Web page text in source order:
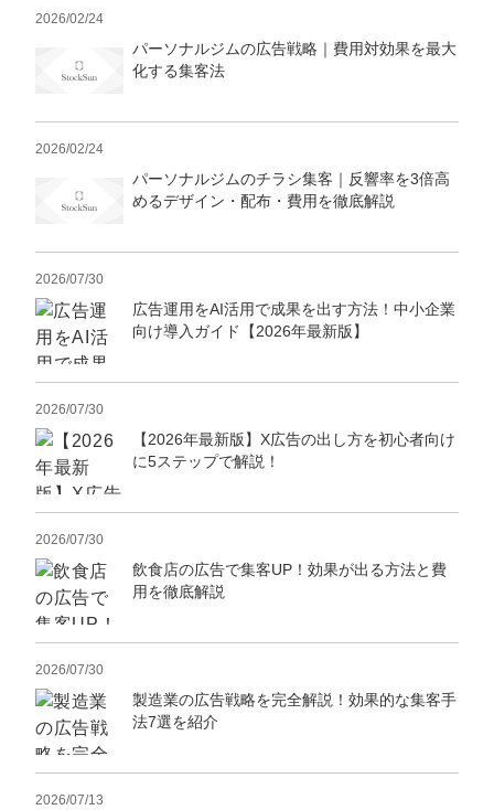
2026/02/24
パーソナルジムの広告戦略｜費用対効果を最大
化する集客法
2026/02/24
パーソナルジムのチラシ集客｜反響率を3倍高
めるデザイン・配布・費用を徹底解説
2026/07/30
広告運用をAI活用で成果を出す方法！中小企業
向け導入ガイド【2026年最新版】
2026/07/30
【2026年最新版】X広告の出し方を初心者向け
に5ステップで解説！
2026/07/30
飲食店の広告で集客UP！効果が出る方法と費
用を徹底解説
2026/07/30
製造業の広告戦略を完全解説！効果的な集客手
法7選を紹介
2026/07/13